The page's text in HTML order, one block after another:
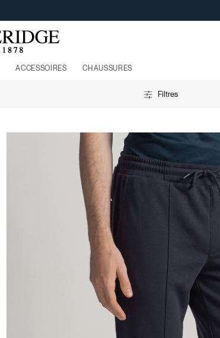
ACCESSOIRES CHAUSSURES
Filtres